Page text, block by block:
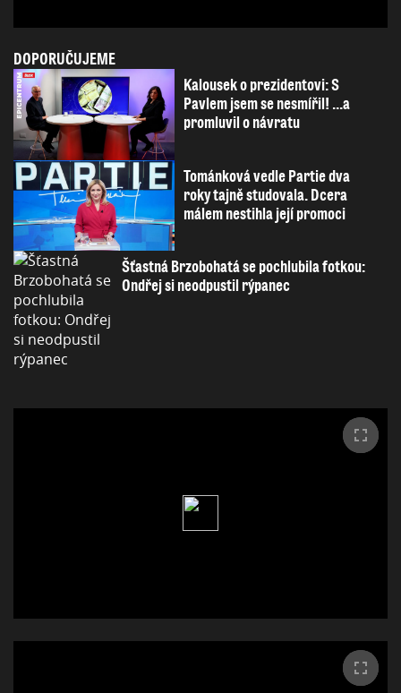
DOPORUČUJEME
Kalousek o prezidentovi: S
Pavlem jsem se nesmířil! ...a
promluvil o návratu
Tománková vedle Partie dva
roky tajně studovala. Dcera
málem nestihla její promoci
Šťastná Brzobohatá se pochlubila fotkou:
Ondřej si neodpustil rýpanec